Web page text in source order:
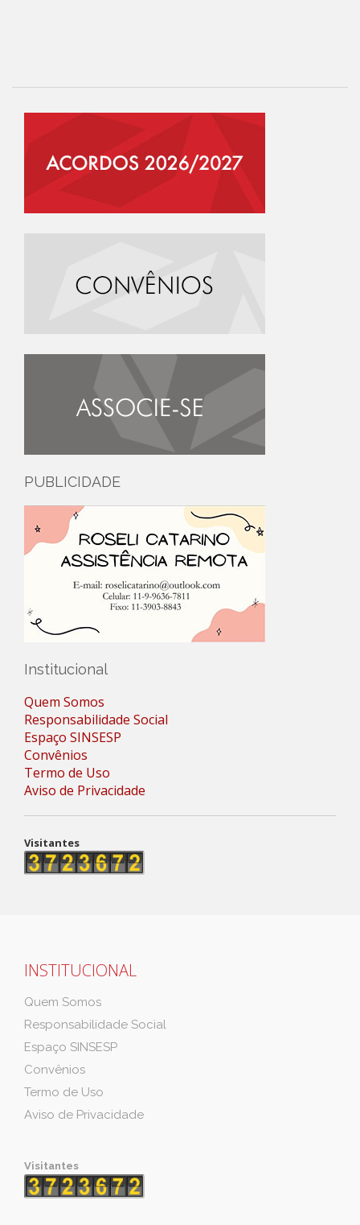
PUBLICIDADE
Institucional
Quem Somos
Responsabilidade Social
Espaço SINSESP
Convênios
Termo de Uso
Aviso de Privacidade
Visitantes
INSTITUCIONAL
Quem Somos
Responsabilidade Social
Espaço SINSESP
Convênios
Termo de Uso
Aviso de Privacidade
Visitantes